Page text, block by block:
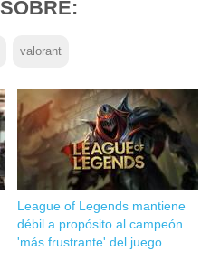
valorant
League of Legends mantiene
débil a propósito al campeón
'más frustrante' del juego